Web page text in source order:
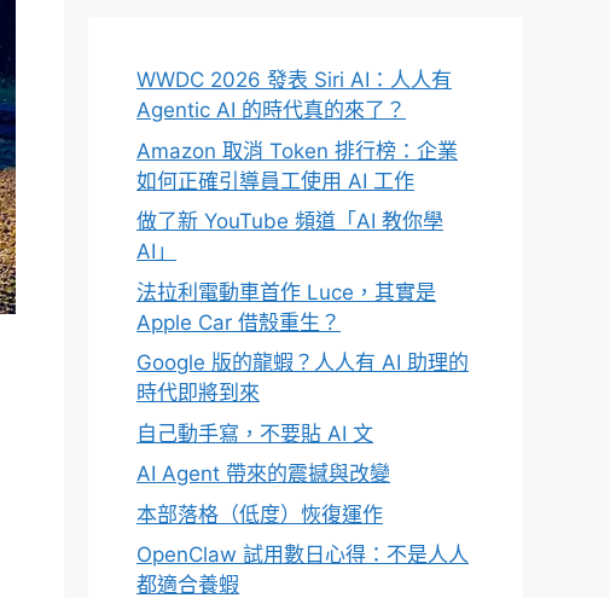
WWDC 2026 發表 Siri AI：人人有
Agentic AI 的時代真的來了？
Amazon 取消 Token 排行榜：企業
如何正確引導員工使用 AI 工作
做了新 YouTube 頻道「AI 教你學
AI」
法拉利電動車首作 Luce，其實是
Apple Car 借殼重生？
Google 版的龍蝦？人人有 AI 助理的
時代即將到來
自己動手寫，不要貼 AI 文
AI Agent 帶來的震撼與改變
本部落格（低度）恢復運作
OpenClaw 試用數日心得：不是人人
都適合養蝦